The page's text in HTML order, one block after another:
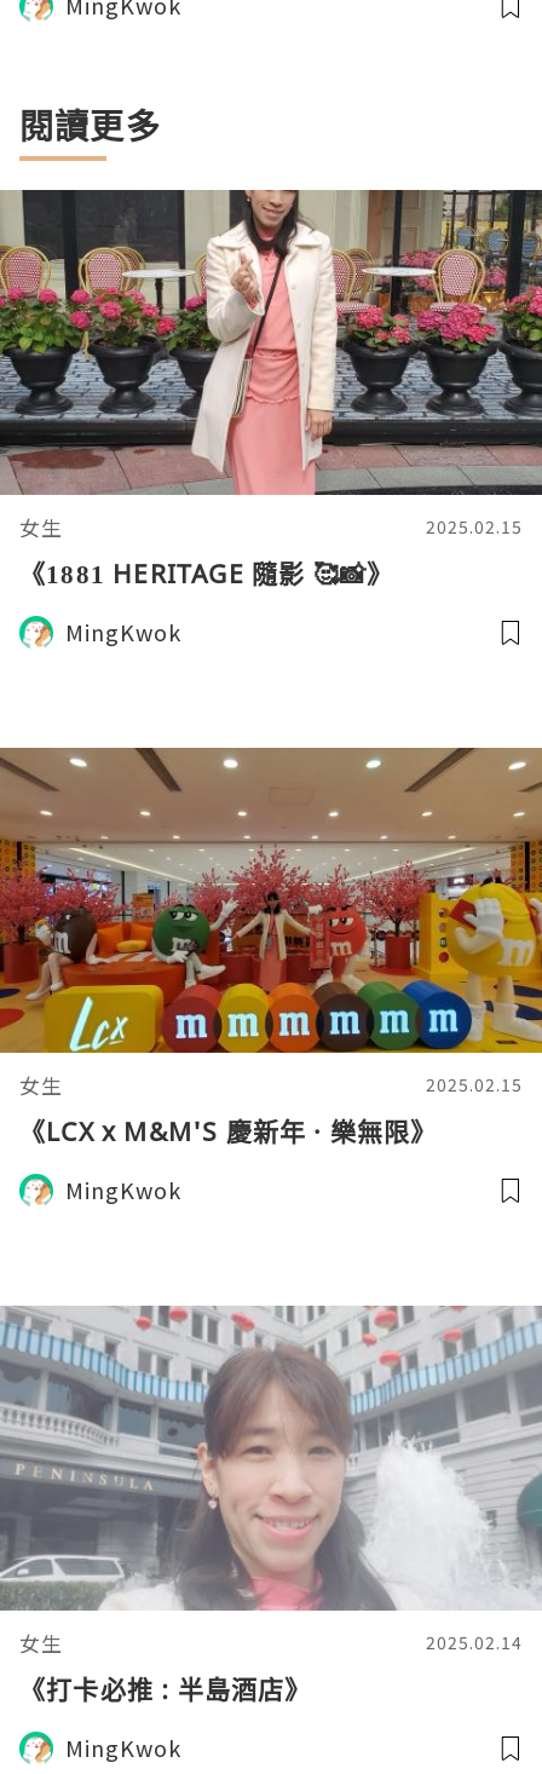
閱讀更多
女生 2025.02.15
《1881 HERITAGE 隨影 🥰📸》
MingKwok
女生 2025.02.15
《LCX x M&M'S 慶新年 · 樂無限》
MingKwok
女生 2025.02.14
《打卡必推 : 半島酒店》
MingKwok